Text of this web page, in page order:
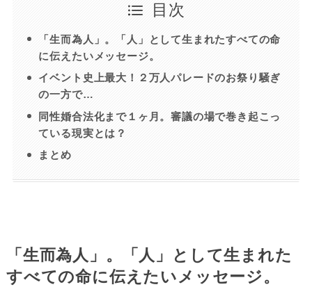
目次
「生而為人」。「人」として生まれたすべての命
に伝えたいメッセージ。
イベント史上最大！２万人パレードのお祭り騒ぎ
の一方で…
同性婚合法化まで１ヶ月。審議の場で巻き起こっ
ている現実とは？
まとめ
「生而為人」。「人」として生まれた
すべての命に伝えたいメッセージ。